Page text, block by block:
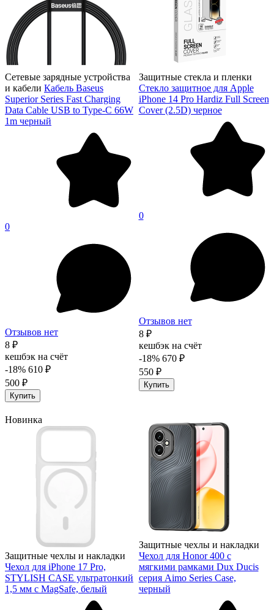
Сетевые зарядные устройства
и кабели Кабель Baseus
Superior Series Fast Charging
Data Cable USB to Type-C 66W
1m черный
0
Отзывов нет
8 ₽
кешбэк на счёт
-18% 610 ₽
500 ₽
Купить
Защитные стекла и пленки
Стекло защитное для Apple
iPhone 14 Pro Hardiz Full Screen
Cover (2.5D) черное
0
Отзывов нет
8 ₽
кешбэк на счёт
-18% 670 ₽
550 ₽
Купить
Новинка
Защитные чехлы и накладки
Чехол для iPhone 17 Pro,
STYLISH CASE ультратонкий
1,5 мм с MagSafe, белый
Защитные чехлы и накладки
Чехол для Honor 400 с
мягкими рамками Dux Ducis
серия Aimo Series Case,
черный